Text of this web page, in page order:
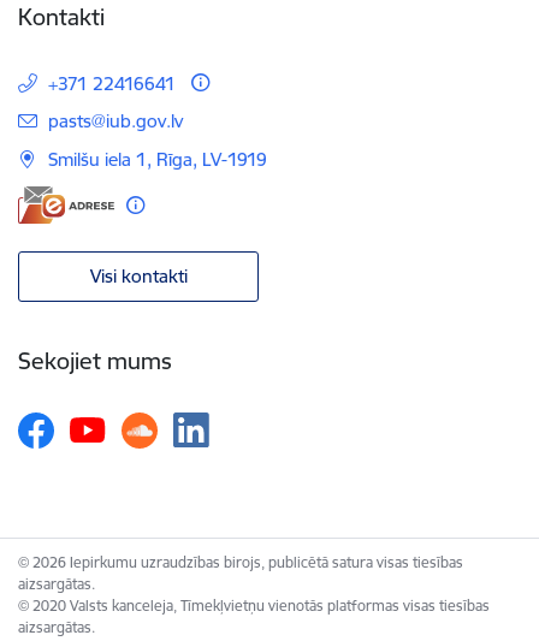
Kontakti
+371 22416641
E-pasts:
pasts@iub.gov.lv
Smilšu iela 1, Rīga, LV-1919
Visi kontakti
Sekojiet mums
© 2026 Iepirkumu uzraudzības birojs, publicētā satura visas tiesības
aizsargātas.
© 2020 Valsts kanceleja, Tīmekļvietņu vienotās platformas visas tiesības
aizsargātas.